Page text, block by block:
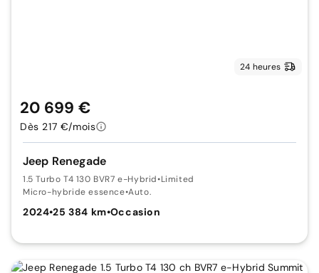
24 heures
Jeep Renegade
1.5 Turbo T4 130 BVR7 e-Hybrid•Limited
Micro-hybride essence•Auto.
2024•25 384 km•Occasion
20 699 €
Dès 217 €/mois